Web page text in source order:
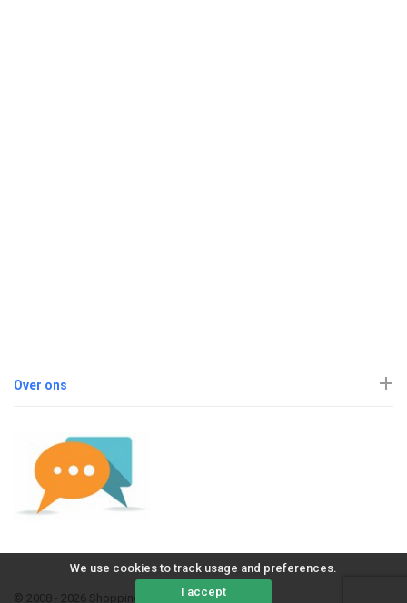
We use cookies to track usage and preferences.
I accept
Over ons
© 2008 - 2026 ShoppingErvaring